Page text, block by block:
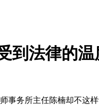
到法律的
所主任陈楠却不这